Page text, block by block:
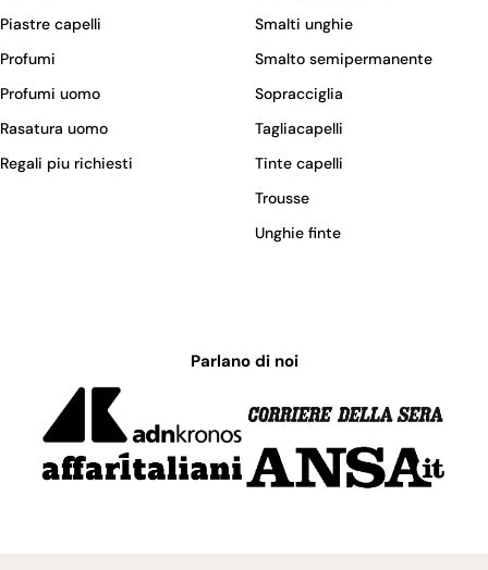
Piastre capelli
Profumi
Profumi uomo
Rasatura uomo
Regali piu richiesti
Smalti unghie
Smalto semipermanente
Sopracciglia
Tagliacapelli
Tinte capelli
Trousse
Unghie finte
Parlano di noi